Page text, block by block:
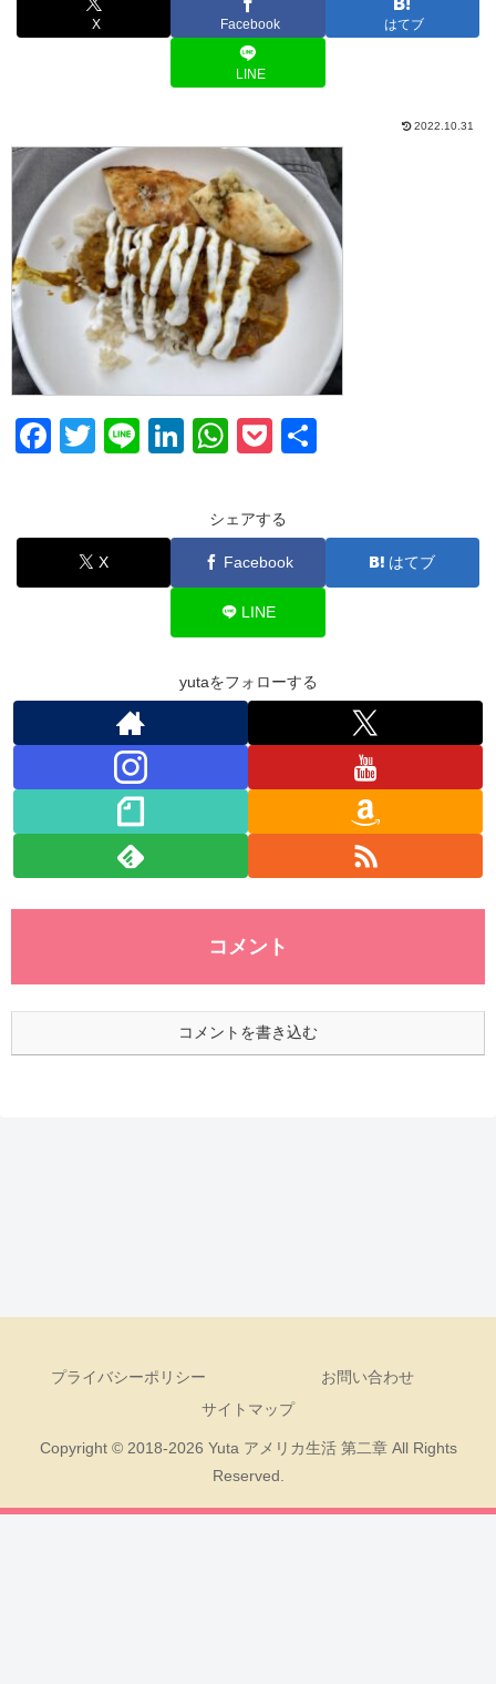
X Facebook はてブ
LINE
2022.10.31
F
e
b
T
er
Li
Li
e
dI
W
at
s
A
p
p
P
ck
et
シェアする
X Facebook はてブ
LINE
yutaをフォローする
コメント
コメントを書き込む
プライバシーポリシー
お問い合わせ
サイトマップ
Copyright © 2018-2026 Yuta アメリカ生活 第二章 All Rights
Reserved.